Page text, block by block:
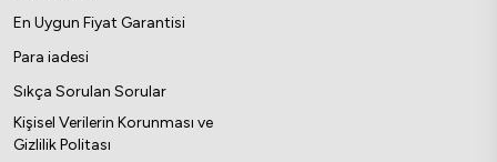
En Uygun Fiyat Garantisi
Para iadesi
Sıkça Sorulan Sorular
Kişisel Verilerin Korunması ve
Gizlilik Politası